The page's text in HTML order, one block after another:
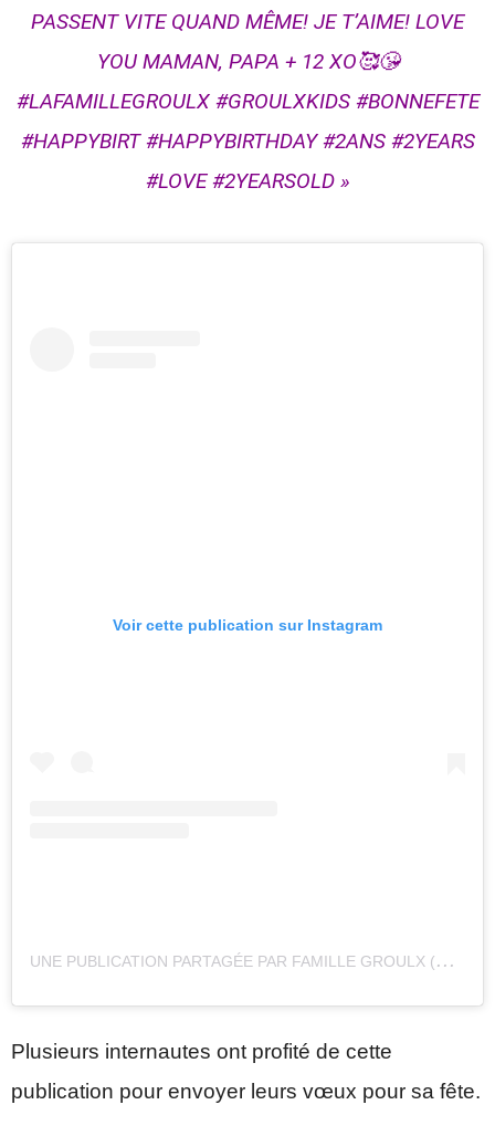
PASSENT VITE QUAND MÊME! JE T’AIME! LOVE
YOU MAMAN, PAPA + 12 XO🥰😘
#LAFAMILLEGROULX #GROULXKIDS #BONNEFETE
#HAPPYBIRT #HAPPYBIRTHDAY #2ANS #2YEARS
#LOVE #2YEARSOLD »
Voir cette publication sur Instagram
U
NE PUBLICATION PARTAGÉE PAR FAMILLE GROULX (@LAFAMILLEGROULX)
Plusieurs internautes ont profité de cette
publication pour envoyer leurs vœux pour sa fête.